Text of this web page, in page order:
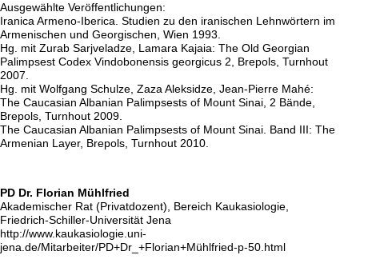
Ausgewählte Veröffentlichungen:
Iranica Armeno-Iberica. Studien zu den iranischen Lehnwörtern im
Armenischen und Georgischen, Wien 1993.
Hg. mit Zurab Sarjveladze, Lamara Kajaia: The Old Georgian
Palimpsest Codex Vindobonensis georgicus 2, Brepols, Turnhout
2007.
Hg. mit Wolfgang Schulze, Zaza Aleksidze, Jean-Pierre Mahé:
The Caucasian Albanian Palimpsests of Mount Sinai, 2 Bände,
Brepols, Turnhout 2009.
The Caucasian Albanian Palimpsests of Mount Sinai. Band III: The
Armenian Layer, Brepols, Turnhout 2010.
PD Dr. Florian Mühlfried
Akademischer Rat (Privatdozent), Bereich Kaukasiologie,
Friedrich-Schiller-Universität Jena
http://www.kaukasiologie.uni-
jena.de/Mitarbeiter/PD+Dr_+Florian+Mühlfried-p-50.html